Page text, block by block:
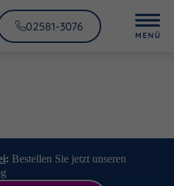
02581-3076
: Bestellen Sie jetzt unseren